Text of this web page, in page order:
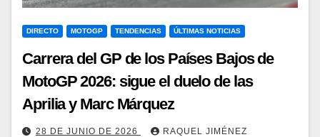
DIRECTO MOTOGP TENDENCIAS ÚLTIMAS NOTICIAS
Carrera del GP de los Países Bajos de
MotoGP 2026: sigue el duelo de las
Aprilia y Marc Márquez
28 DE JUNIO DE 2026 RAQUEL JIMÉNEZ